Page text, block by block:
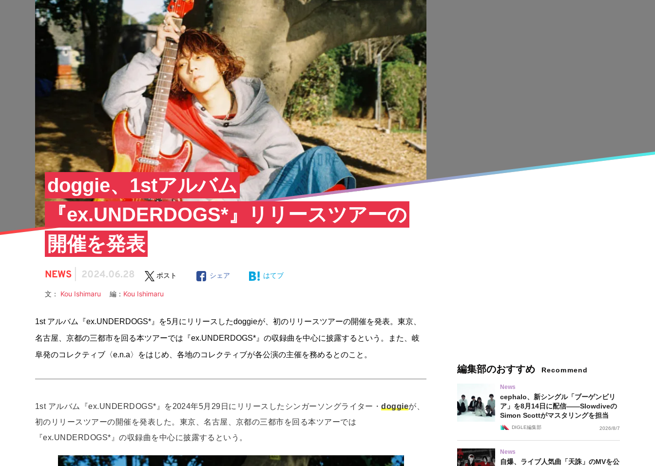
doggie、1stアルバム
『ex.UNDERDOGS*』リリースツアーの
開催を発表
NEWS 2024.06.28 ポスト シェア はてブ
文： Kou Ishimaru 編： Kou Ishimaru
1st アルバム『ex.UNDERDOGS*』を5月にリリースしたdoggieが、初のリリースツアーの開催を発表。東京、
名古屋、京都の三都市を回る本ツアーでは『ex.UNDERDOGS*』の収録曲を中心に披露するという。また、岐
阜発のコレクティブ〈e.n.a〉をはじめ、各地のコレクティブが各公演の主催を務めるとのこと。
1st アルバム『ex.UNDERDOGS*』を2024年5月29日にリリースしたシンガーソングライター・doggieが、
初のリリースツアーの開催を発表した。東京、名古屋、京都の三都市を回る本ツアーでは
『ex.UNDERDOGS*』の収録曲を中心に披露するという。
編集部のおすすめ Recommend
News
cephalo、新シングル「ブーゲンビリ
ア」を8月14日に配信——Slowdiveの
Simon Scottがマスタリングを担当
DIGLE編集部 2026/8/7
News
自爆、ライブ人気曲「天誅」のMVを公